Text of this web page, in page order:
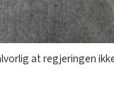
at regjeringen